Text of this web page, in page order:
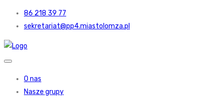
86 218 39 77
sekretariat@pp4.miastolomza.pl
O nas
Nasze grupy